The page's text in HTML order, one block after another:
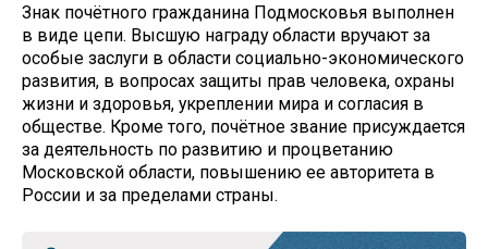
Знак почётного гражданина Подмосковья выполнен
в виде цепи. Высшую награду области вручают за
особые заслуги в области социально-экономического
развития, в вопросах защиты прав человека, охраны
жизни и здоровья, укреплении мира и согласия в
обществе. Кроме того, почётное звание присуждается
за деятельность по развитию и процветанию
Московской области, повышению ее авторитета в
России и за пределами страны.